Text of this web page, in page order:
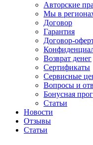
Авторские
Мы в
Договор
Гарантия
Договор-
Возврат денег
Сертификаты
Сервисные
Вопросы и
Бонусная
Статьи
Новости
Отзывы
Статьи